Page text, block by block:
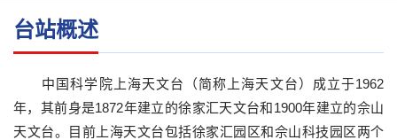
台站概述
中国科学院上海天文台（简称上海天文台）成立于1962
年，其前身是1872年建立的徐家汇天文台和1900年建立的佘山
天文台。目前上海天文台包括徐家汇园区和佘山科技园区两个